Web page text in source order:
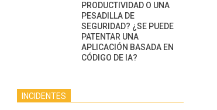
PRODUCTIVIDAD O UNA
PESADILLA DE
SEGURIDAD? ¿SE PUEDE
PATENTAR UNA
APLICACIÓN BASADA EN
CÓDIGO DE IA?
INCIDENTES